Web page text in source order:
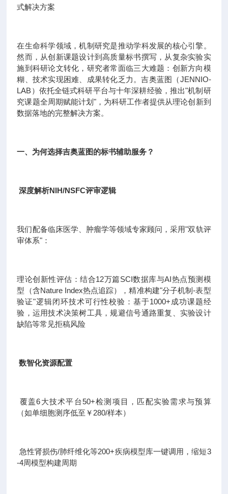
式解决方案
在生命科学领域，机制研究是推动学科发展的核心引擎。
然而，从创新课题设计到高质量标书撰写，从复杂实验实
施到科研论文转化，研究者常面临三大难题：创新方向模
糊、技术实现困难、成果转化乏力。吉奥蓝图（JENNIO-
LAB）依托全链式科研平台与十年深耕经验，推出"机制研
究课题全周期赋能计划"，为科研工作者提供从理论创新到
数据落地的完整解决方案。
一、为何选择吉奥蓝图的标书辅助服务？
深度解析NIH/NSFC评审逻辑
我们配备临床医学、肿瘤学等领域专家顾问，采用"双轨评
审体系"：
理论创新性评估：结合12万篇SCI数据库与AI热点预测模
型（含Nature Index热点追踪），精准构建"分子机制-表型
验证"逻辑闭环技术可行性校验：基于1000+成功课题经
验，运用技术决策树工具，规避信号通路重复、实验设计
缺陷等常见拒稿风险
数智化资源配置
覆盖6大技术平台50+检测项目，匹配实验需求与预算
（如单细胞测序低至￥280/样本）
急性肾损伤/肺纤维化等200+疾病模型库一键调用，缩短3
-4周模型构建周期